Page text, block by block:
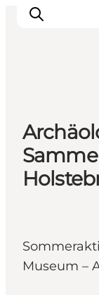
Inspiration
Regionen
Museum –